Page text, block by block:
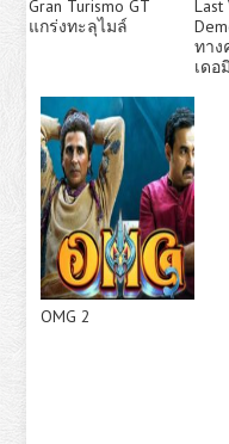
Gran Turismo GT
แกร่งทะลุไมล์
ทาง
เดอ
OMG 2